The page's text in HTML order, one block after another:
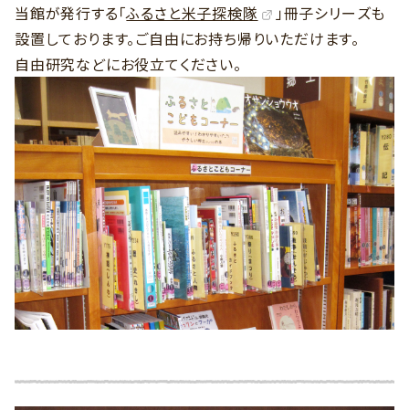
当館が発行する「ふるさと米子探検隊
」冊子シリーズも
設置しております。ご自由にお持ち帰りいただけます。
自由研究などにお役立てください。